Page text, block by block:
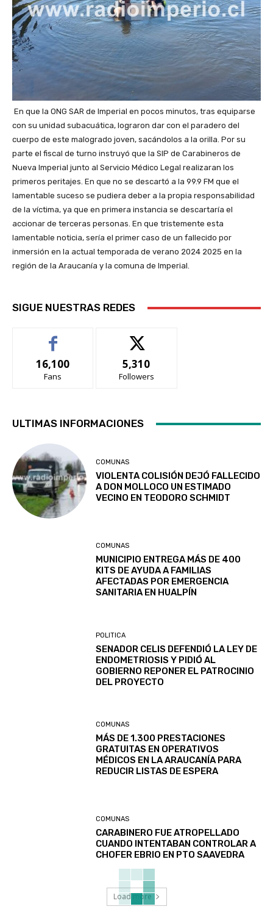
En que la ONG SAR de Imperial en pocos minutos, tras equiparse
con su unidad subacuática, lograron dar con el paradero del
cuerpo de este malogrado joven, sacándolos a la orilla. Por su
parte el fiscal de turno instruyó que la SIP de Carabineros de
Nueva Imperial junto al Servicio Médico Legal realizaran los
primeros peritajes. En que no se descartó a la 99.9 FM que el
lamentable suceso se pudiera deber a la propia responsabilidad
de la víctima, ya que en primera instancia se descartaría el
accionar de terceras personas. En que tristemente esta
lamentable noticia, sería el primer caso de un fallecido por
inmersión en la actual temporada de verano 2024 2025 en la
región de la Araucanía y la comuna de Imperial.
SIGUE NUESTRAS REDES
16,100
Fans
5,310
Followers
ULTIMAS INFORMACIONES
COMUNAS
VIOLENTA COLISIÓN DEJÓ FALLECIDO
A DON MOLLOCO UN ESTIMADO
VECINO EN TEODORO SCHMIDT
COMUNAS
MUNICIPIO ENTREGA MÁS DE 400
KITS DE AYUDA A FAMILIAS
AFECTADAS POR EMERGENCIA
SANITARIA EN HUALPÍN
POLITICA
SENADOR CELIS DEFENDIÓ LA LEY DE
ENDOMETRIOSIS Y PIDIÓ AL
GOBIERNO REPONER EL PATROCINIO
DEL PROYECTO
COMUNAS
MÁS DE 1.300 PRESTACIONES
GRATUITAS EN OPERATIVOS
MÉDICOS EN LA ARAUCANÍA PARA
REDUCIR LISTAS DE ESPERA
COMUNAS
CARABINERO FUE ATROPELLADO
CUANDO INTENTABAN CONTROLAR A
CHOFER EBRIO EN PTO SAAVEDRA
Load more